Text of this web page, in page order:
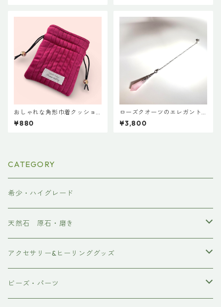
おしゃれな角形巾着クッショ
ンポーチ◇レッド
¥880
ローズクオーツのエレガント
ペンデュラム
¥3,800
CATEGORY
希少・ハイグレード
天然石 原石・磨き
原石
ポイント
アクセサリー&ヒーリンググッズ
ブレスレット
ビーズ・パーツ